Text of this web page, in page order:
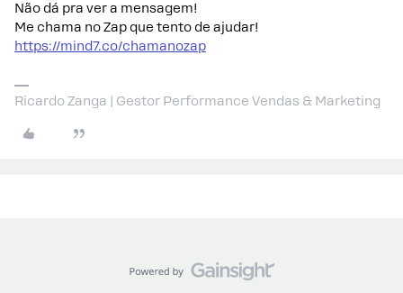
Não dá pra ver a mensagem!
Me chama no Zap que tento de ajudar!
https://mind7.co/chamanozap
Ricardo Zanga | Gestor Performance Vendas & Marketing